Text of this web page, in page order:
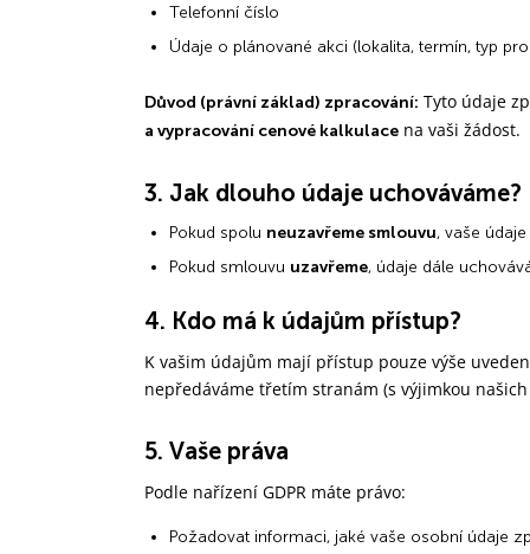
Telefonní číslo
Údaje o plánované akci (lokalita, termín, typ
Důvod (právní základ) zpracování: Tyto údaje
a vypracování cenové kalkulace na vaši žádost.
3. Jak dlouho údaje uchováváme?
Pokud spolu neuzavřeme smlouvu, vaše
Pokud smlouvu uzavřeme, údaje dále
4. Kdo má k údajům přístup?
K vašim údajům mají přístup pouze výše
nepředáváme třetím stranám (s výjimkou
5. Vaše práva
Podle nařízení GDPR máte právo:
Požadovat informaci, jaké vaše osobní údaje